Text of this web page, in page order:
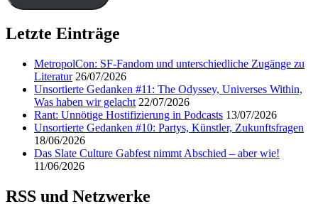
Letzte Einträge
MetropolCon: SF-Fandom und unterschiedliche Zugänge zu
Literatur 26/07/2026
Unsortierte Gedanken #11: The Odyssey, Universes Within,
Was haben wir gelacht 22/07/2026
Rant: Unnötige Hostifizierung in Podcasts 13/07/2026
Unsortierte Gedanken #10: Partys, Künstler, Zukunftsfragen
18/06/2026
Das Slate Culture Gabfest nimmt Abschied – aber wie!
11/06/2026
RSS und Netzwerke